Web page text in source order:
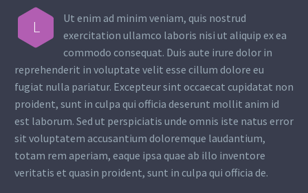
L
Ut enim ad minim veniam, quis nostrud
exercitation ullamco laboris nisi ut aliquip ex ea
commodo consequat. Duis aute irure dolor in
reprehenderit in voluptate velit esse cillum dolore eu
fugiat nulla pariatur. Excepteur sint occaecat cupidatat non
proident, sunt in culpa qui officia deserunt mollit anim id
est laborum. Sed ut perspiciatis unde omnis iste natus error
sit voluptatem accusantium doloremque laudantium,
totam rem aperiam, eaque ipsa quae ab illo inventore
veritatis et quasin proident, sunt in culpa qui officia de.